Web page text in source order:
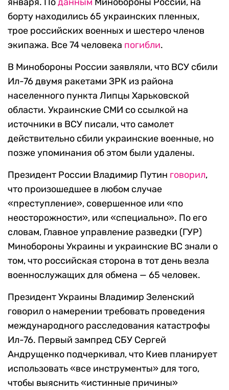
борту находились 65 украинских пленных,
трое российских военных и шестеро членов
экипажа. Все 74 человека погибли.
В Минобороны России заявляли, что ВСУ сбили
Ил-76 двумя ракетами ЗРК из района
населенного пункта Липцы Харьковской
области. Украинские СМИ со ссылкой на
источники в ВСУ писали, что самолет
действительно сбили украинские военные, но
позже упоминания об этом были удалены.
Президент России Владимир Путин говорил,
что произошедшее в любом случае
«преступление», совершенное или «по
неосторожности», или «специально». По его
словам, Главное управление разведки (ГУР)
Минобороны Украины и украинские ВС знали о
том, что российская сторона в тот день везла
военнослужащих для обмена — 65 человек.
Президент Украины Владимир Зеленский
говорил о намерении требовать проведения
международного расследования катастрофы
Ил-76. Первый зампред СБУ Сергей
Андрущенко подчеркивал, что Киев планирует
использовать «все инструменты» для того,
чтобы выяснить «истинные причины»